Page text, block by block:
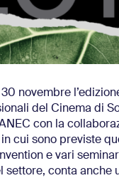
novembre
del Cinema di
con la
in cui sono previste
e vari
settore, conta anche